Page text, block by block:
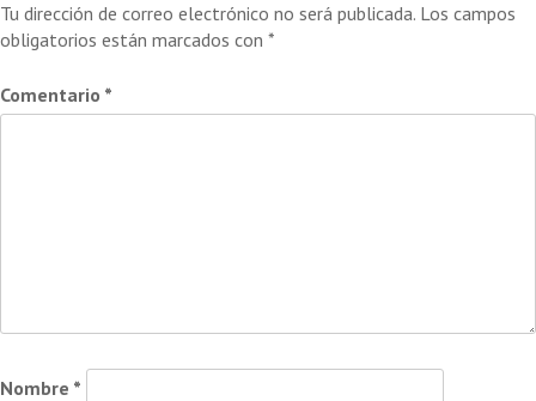
Tu dirección de correo electrónico no será publicada. Los campos
obligatorios están marcados con *
Comentario *
Nombre *